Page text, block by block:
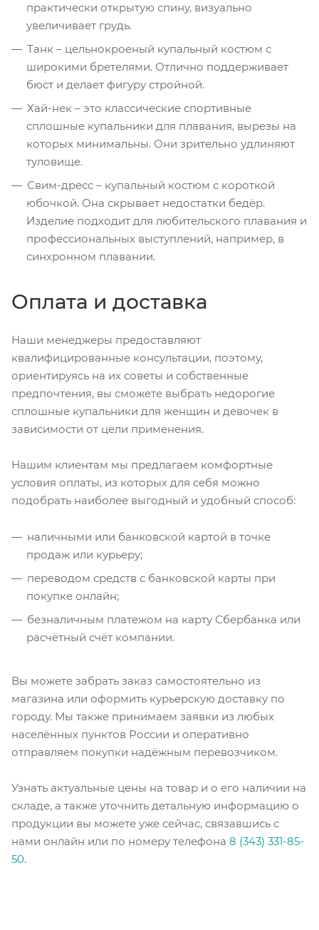
практически открытую спину, визуально
увеличивает грудь.
Танк – цельнокроеный купальный костюм с
широкими бретелями. Отлично поддерживает
бюст и делает фигуру стройной.
Хай-нек – это классические спортивные
сплошные купальники для плавания, вырезы на
которых минимальны. Они зрительно удлиняют
туловище.
Свим-дресс – купальный костюм с короткой
юбочкой. Она скрывает недостатки бедёр.
Изделие подходит для любительского плавания и
профессиональных выступлений, например, в
синхронном плавании.
Оплата и доставка
Наши менеджеры предоставляют
квалифицированные консультации, поэтому,
ориентируясь на их советы и собственные
предпочтения, вы сможете выбрать недорогие
сплошные купальники для женщин и девочек в
зависимости от цели применения.
Нашим клиентам мы предлагаем комфортные
условия оплаты, из которых для себя можно
подобрать наиболее выгодный и удобный способ:
наличными или банковской картой в точке
продаж или курьеру;
переводом средств с банковской карты при
покупке онлайн;
безналичным платежом на карту Сбербанка или
расчётный счёт компании.
Вы можете забрать заказ самостоятельно из
магазина или оформить курьерскую доставку по
городу. Мы также принимаем заявки из любых
населённых пунктов России и оперативно
отправляем покупки надёжным перевозчиком.
Узнать актуальные цены на товар и о его наличии на
складе, а также уточнить детальную информацию о
продукции вы можете уже сейчас, связавшись с
нами онлайн или по номеру телефона 8 (343) 331-85-
50.